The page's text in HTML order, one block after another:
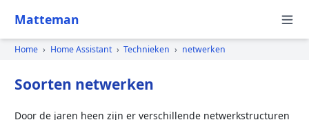
Matteman
Home › Home Assistant › Technieken › netwerken
Soorten netwerken
Door de jaren heen zijn er verschillende netwerkstructuren